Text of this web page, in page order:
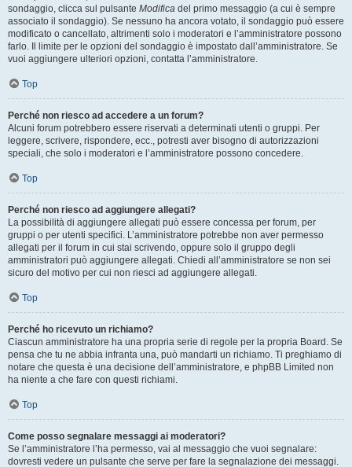
sondaggio, clicca sul pulsante Modifica del primo messaggio (a cui è sempre
associato il sondaggio). Se nessuno ha ancora votato, il sondaggio può essere
modificato o cancellato, altrimenti solo i moderatori e l’amministratore possono
farlo. Il limite per le opzioni del sondaggio è impostato dall’amministratore. Se
vuoi aggiungere ulteriori opzioni, contatta l’amministratore.
Top
Perché non riesco ad accedere a un forum?
Alcuni forum potrebbero essere riservati a determinati utenti o gruppi. Per
leggere, scrivere, rispondere, ecc., potresti aver bisogno di autorizzazioni
speciali, che solo i moderatori e l’amministratore possono concedere.
Top
Perché non riesco ad aggiungere allegati?
La possibilità di aggiungere allegati può essere concessa per forum, per
gruppi o per utenti specifici. L’amministratore potrebbe non aver permesso
allegati per il forum in cui stai scrivendo, oppure solo il gruppo degli
amministratori può aggiungere allegati. Chiedi all’amministratore se non sei
sicuro del motivo per cui non riesci ad aggiungere allegati.
Top
Perché ho ricevuto un richiamo?
Ciascun amministratore ha una propria serie di regole per la propria Board. Se
pensa che tu ne abbia infranta una, può mandarti un richiamo. Ti preghiamo di
notare che questa è una decisione dell’amministratore, e phpBB Limited non
ha niente a che fare con questi richiami.
Top
Come posso segnalare messaggi ai moderatori?
Se l’amministratore l’ha permesso, vai al messaggio che vuoi segnalare:
dovresti vedere un pulsante che serve per fare la segnalazione dei messaggi.